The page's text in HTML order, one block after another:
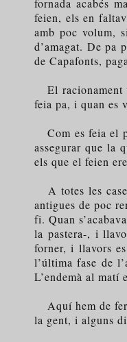
fornada acabés
feien, els en
amb poc volum,
d’amagat. De pa
de Capafonts,
El racionament
feia pa, i quan es
Com es feia el
assegurar que la
els que el feien
A totes les
antigues de poc
fi. Quan
la pastera-, i
forner, i llavors
l’última fase de
L’endemà al matí
Aquí hem de fer
la gent, i alguns